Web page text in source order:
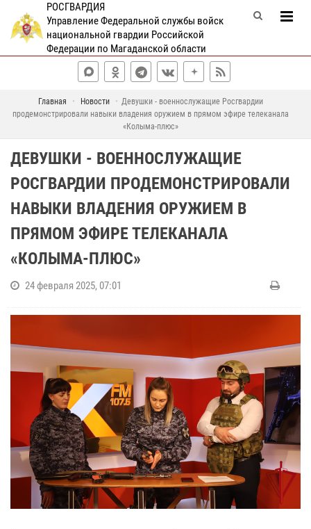
РОСГВАРДИЯ
Управление Федеральной службы войск
национальной гвардии Российской
Федерации по Магаданской области
Главная Новости
Девушки - военнослужащие Росгвардии
продемонстрировали навыки владения оружием в прямом эфире телеканала
«Колыма-плюс»
ДЕВУШКИ - ВОЕННОСЛУЖАЩИЕ
РОСГВАРДИИ ПРОДЕМОНСТРИРОВАЛИ
НАВЫКИ ВЛАДЕНИЯ ОРУЖИЕМ В
ПРЯМОМ ЭФИРЕ ТЕЛЕКАНАЛА
«КОЛЫМА-ПЛЮС»
24 февраля 2025, 07:01